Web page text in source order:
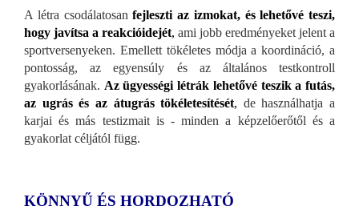
A létra csodálatosanfejleszti az izmokat, és lehetővé teszi,
hogy javítsa a reakcióidejét, ami jobb eredményeket jelent a
sportversenyeken. Emellett tökéletes módja a koordináció, a
pontosság, az egyensúly és az általános testkontroll
gyakorlásának. Az ügyességi létrák lehetővé teszik a futás,
az ugrás és az átugrás tökéletesítését, de használhatja a
karjai és más testizmait is - minden a képzelőerőtől és a
gyakorlat céljától függ.
KÖNNYŰ ÉS HORDOZHATÓ